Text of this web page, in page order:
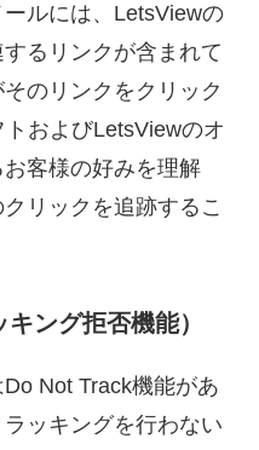
ルには、LetsViewの
るリンクが含まれて
のリンクをクリック
およびLetsViewのオ
客様の好みを理解
リックを追跡するこ
ング拒否機能）
Not Track機能があ
ッキングを行わない